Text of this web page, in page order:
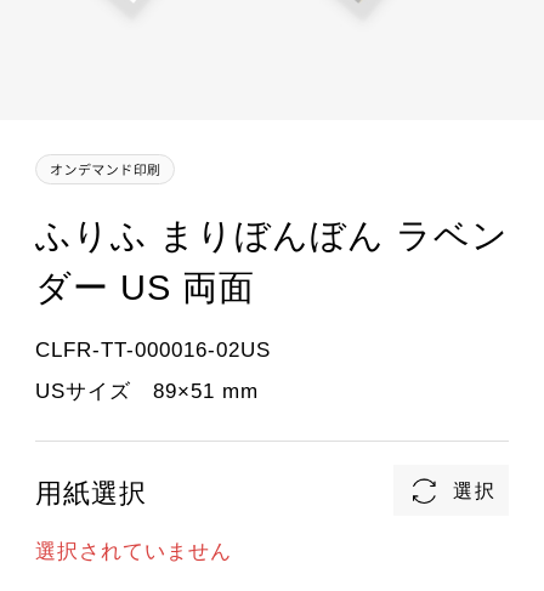
ふりふ まりぼんぼん ラベン
ダー US 両面
CLFR-TT-000016-02US
USサイズ 89×51 mm
用紙選択
選択されていません